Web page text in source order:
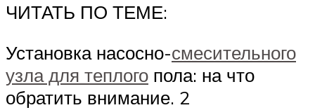
ЧИТАТЬ ПО ТЕМЕ:
Установка насосно-смесительного
узла для теплого пола: на что
обратить внимание. 2